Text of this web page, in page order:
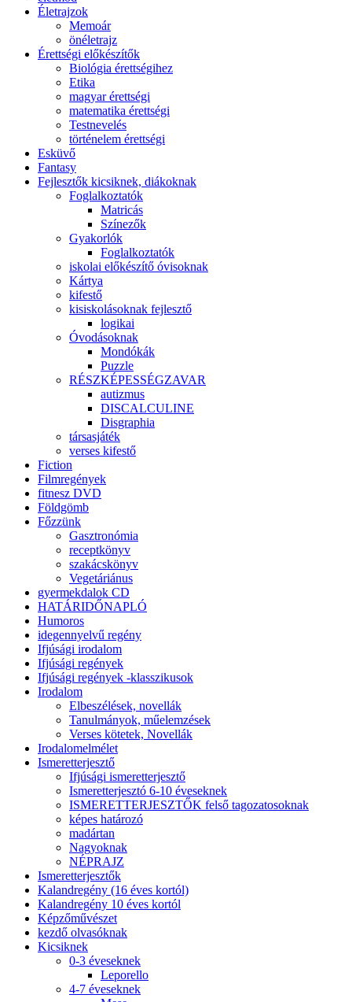
Életrajzok
Memoár
önéletrajz
Érettségi előkészítők
Biológia érettségihez
Etika
magyar érettségi
matematika érettségi
Testnevelés
történelem érettségi
Esküvő
Fantasy
Fejlesztők kicsiknek, diákoknak
Foglalkoztatók
Matricás
Színezők
Gyakorlók
Foglalkoztatók
iskolai előkészítő óvisoknak
Kártya
kifestő
kisiskolásoknak fejlesztő
logikai
Óvodásoknak
Mondókák
Puzzle
RÉSZKÉPESSÉGZAVAR
autizmus
DISCALCULINE
Disgraphia
társasjáték
verses kifestő
Fiction
Filmregények
fitnesz DVD
Földgömb
Főzzünk
Gasztronómia
receptkönyv
szakácskönyv
Vegetáriánus
gyermekdalok CD
HATÁRIDŐNAPLÓ
Humoros
idegennyelvű regény
Ifjúsági irodalom
Ifjúsági regények
Ifjúsági regények -klasszikusok
Irodalom
Elbeszélések, novellák
Tanulmányok, műelemzések
Verses kötetek, Novellák
Irodalomelmélet
Ismeretterjesztő
Ifjúsági ismeretterjesztő
Ismeretterjesztó 6-10 éveseknek
ISMERETTERJESZTŐK felső tagozatosoknak
képes határozó
madártan
Nagyoknak
NÉPRAJZ
Ismeretterjesztők
Kalandregény (16 éves kortól)
Kalandregény 10 éves kortól
Képzőművészet
kezdő olvasóknak
Kicsiknek
0-3 éveseknek
Leporello
4-7 éveseknek